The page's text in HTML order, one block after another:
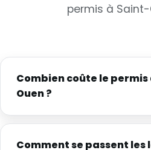
permis à Saint-
Combien coûte le permis
Ouen ?
Comment se passent les